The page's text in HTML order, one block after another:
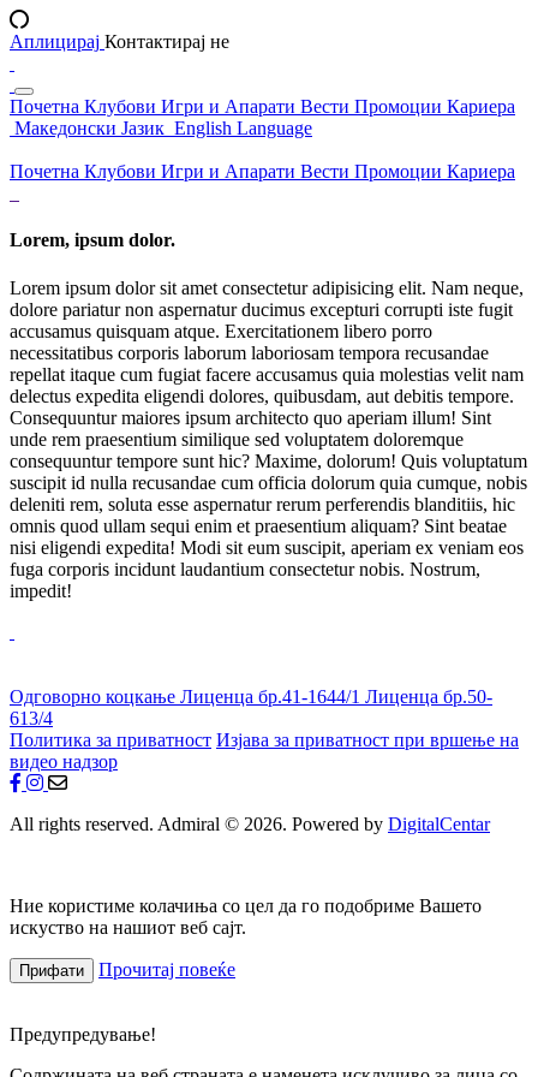
Аплицирај Контактирај не
Почетна Клубови Игри и Апарати Вести Промоции Кариера
Македонски Јазик English Language
Почетна Клубови Игри и Апарати Вести Промоции Кариера
Lorem, ipsum dolor.
Lorem ipsum dolor sit amet consectetur adipisicing elit. Nam neque,
dolore pariatur non aspernatur ducimus excepturi corrupti iste fugit
accusamus quisquam atque. Exercitationem libero porro
necessitatibus corporis laborum laboriosam tempora recusandae
repellat itaque cum fugiat facere accusamus quia molestias velit nam
delectus expedita eligendi dolores, quibusdam, aut debitis tempore.
Consequuntur maiores ipsum architecto quo aperiam illum! Sint
unde rem praesentium similique sed voluptatem doloremque
consequuntur tempore sunt hic? Maxime, dolorum! Quis voluptatum
suscipit id nulla recusandae cum officia dolorum quia cumque, nobis
deleniti rem, soluta esse aspernatur rerum perferendis blanditiis, hic
omnis quod ullam sequi enim et praesentium aliquam? Sint beatae
nisi eligendi expedita! Modi sit eum suscipit, aperiam ex veniam eos
fuga corporis incidunt laudantium consectetur nobis. Nostrum,
impedit!
Одговорно коцкање Лиценца бр.41-1644/1 Лиценца бр.50-
613/4
Политика за приватност Изјава за приватност при вршење на
видео надзор
All rights reserved. Admiral © 2026. Powered by DigitalCentar
Ние користиме колачиња со цел да го подобриме Вашето
искуство на нашиот веб сајт.
Прифати Прочитај повеќе
Предупредување!